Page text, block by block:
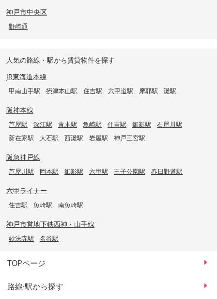
神戸市中央区
野崎通
人気の路線・駅から賃貸物件を探す
JR東海道本線
甲南山手駅 摂津本山駅 住吉駅 六甲道駅 摩耶駅 灘駅
阪神本線
芦屋駅 深江駅 青木駅 魚崎駅 住吉駅 御影駅
石屋川駅
新在家駅
大石駅 西灘駅 岩屋駅 神戸三宮駅
阪急神戸線
芦屋川駅 岡本駅 御影駅 六甲駅 王子公園駅 春日野道駅
六甲ライナー
住吉駅 魚崎駅 南魚崎駅
神戸市営地下鉄西神・山手線
妙法寺駅 名谷駅
TOPページ
路線·駅から探す